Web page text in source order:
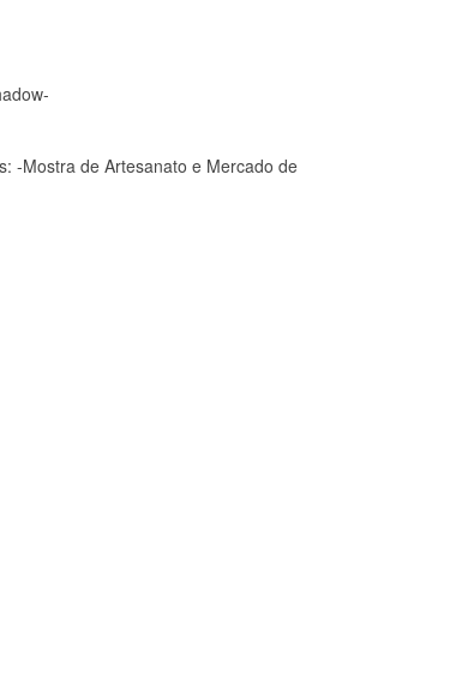
-Mostra de Artesanato e Mercado de